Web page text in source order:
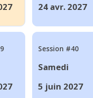
24 avr. 2027
Session #40
Samedi
5 juin 2027